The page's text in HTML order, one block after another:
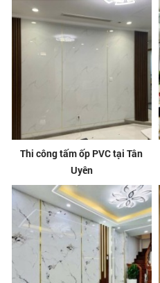
Thi công tấm ốp PVC tại Tân
Uyên